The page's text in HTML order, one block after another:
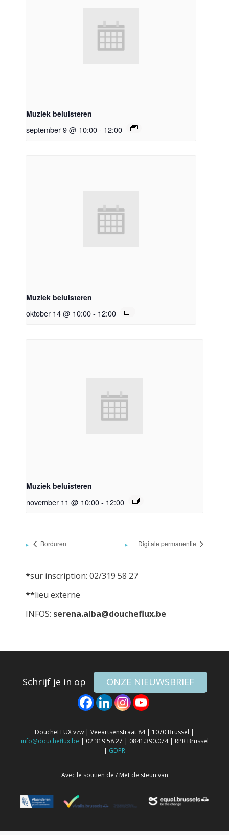
Muziek beluisteren
september 9 @ 10:00- 12:00
Muziek beluisteren
oktober 14 @ 10:00- 12:00
Muziek beluisteren
november 11 @ 10:00- 12:00
Borduren Digitale permanentie
*sur inscription: 02/319 58 27
**lieu externe
INFOS: serena.alba@doucheflux.be
Schrijf je in op ONZE NIEUWSBRIEF
DoucheFLUX vzw | Veeartsenstraat 84 | 1070 Brussel |
info@doucheflux.be | 02 319 58 27 | 0841.390.074 | RPR Brussel
| GDPR
Avec le soutien de / Met de steun van